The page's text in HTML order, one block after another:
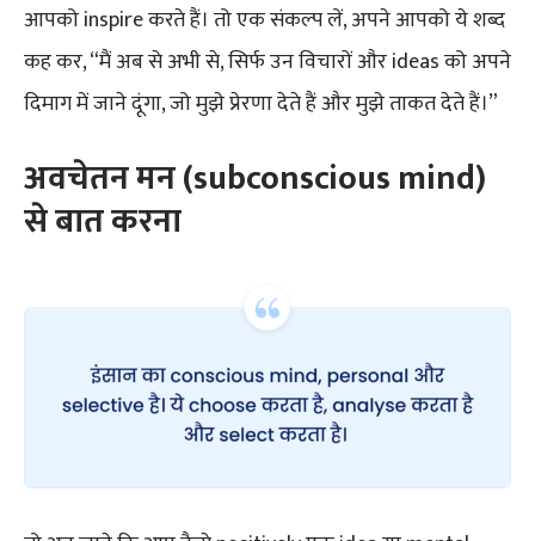
आपको inspire करते हैं। तो एक संकल्प लें, अपने आपको ये शब्द
कह कर, “मैं अब से अभी से, सिर्फ उन विचारों और ideas को अपने
दिमाग में जाने दूंगा, जो मुझे प्रेरणा देते हैं और मुझे ताकत देते हैं।”
अवचेतन मन(subconscious mind)
से बात करना